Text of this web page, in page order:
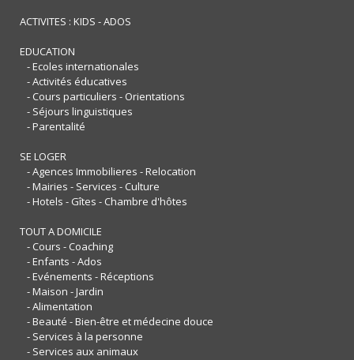
ACTIVITES : KIDS - ADOS
EDUCATION
- Ecoles internationales
- Activités éducatives
- Cours particuliers - Orientations
- Séjours linguistiques
- Parentalité
SE LOGER
- Agences Immobilieres - Relocation
- Mairies - Services - Culture
- Hotels - Gîtes - Chambre d'hôtes
TOUT A DOMICILE
- Cours - Coaching
- Enfants - Ados
- Evénements - Réceptions
- Maison - Jardin
- Alimentation
- Beauté - Bien-être et médecine douce
- Services à la personne
- Services aux animaux